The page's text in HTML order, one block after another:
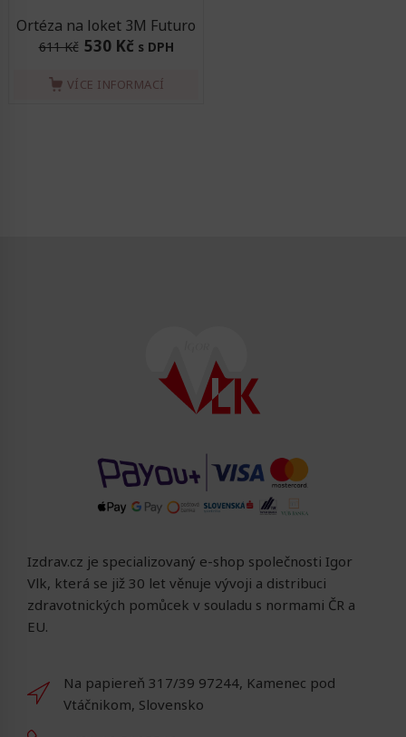
Ortéza na loket 3M Futuro
611 Kč 530 Kč s DPH
VÍCE INFORMACÍ
Izdrav.cz je specializovaný e-shop společnosti Igor
Vlk, která se již 30 let věnuje vývoji a distribuci
zdravotnických pomůcek v souladu s normami ČR a
EU.
Na papiereň 317/39 97244, Kamenec pod
Vtáčnikom, Slovensko